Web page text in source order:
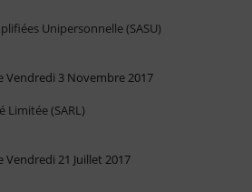
Unipersonnelle (SASU)
Vendredi 3 Novembre 2017
Limitée (SARL)
21 Juillet 2017